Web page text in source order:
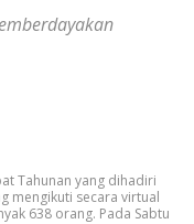
Tahunan yang dihadiri
mengikuti secara virtual
638 orang. Pada Sabtu